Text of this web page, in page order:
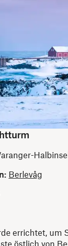
Berlevåg
errichtet, um
östlich von